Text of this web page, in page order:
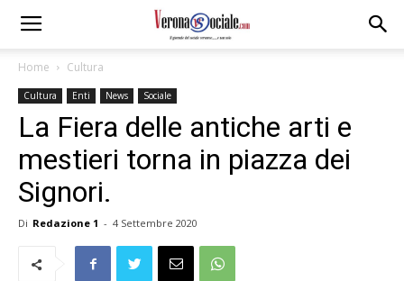
Home Cultura
Cultura Enti News Sociale
La Fiera delle antiche arti e
mestieri torna in piazza dei
Signori.
Di Redazione 1 - 4 Settembre 2020